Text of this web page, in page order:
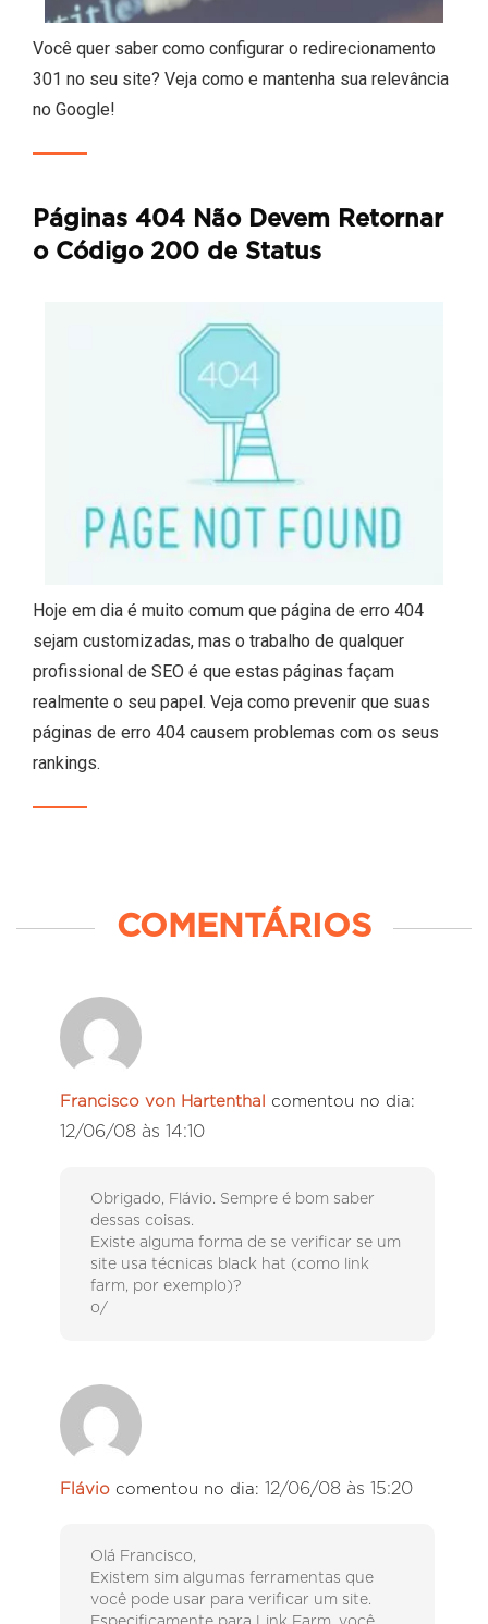
Você quer saber como configurar o redirecionamento
301 no seu site? Veja como e mantenha sua relevância
no Google!
Páginas 404 Não Devem Retornar
o Código 200 de Status
Hoje em dia é muito comum que página de erro 404
sejam customizadas, mas o trabalho de qualquer
profissional de SEO é que estas páginas façam
realmente o seu papel. Veja como prevenir que suas
páginas de erro 404 causem problemas com os seus
rankings.
COMENTÁRIOS
Francisco von Hartenthal comentou no dia:
12/06/08 às 14:10
Obrigado, Flávio. Sempre é bom saber
dessas coisas.
Existe alguma forma de se verificar se um
site usa técnicas black hat (como link
farm, por exemplo)?
o/
Flávio comentou no dia: 12/06/08 às 15:20
Olá Francisco,
Existem sim algumas ferramentas que
você pode usar para verificar um site.